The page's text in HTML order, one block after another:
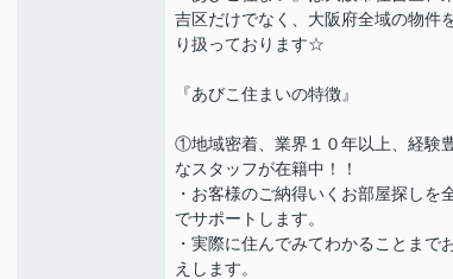
吉区だけでなく、大阪府全域の物件
り扱っております☆
『あびこ住まいの特徴』
①地域密着、業界１０年以上、経験
なスタッフが在籍中！！
・お客様のご納得いくお部屋探しを
でサポートします。
・実際に住んでみてわかることまで
えします。